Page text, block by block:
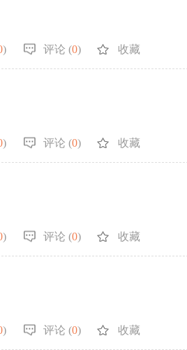
) 评论 (0) 收藏
) 评论 (0) 收藏
) 评论 (0) 收藏
) 评论 (0) 收藏